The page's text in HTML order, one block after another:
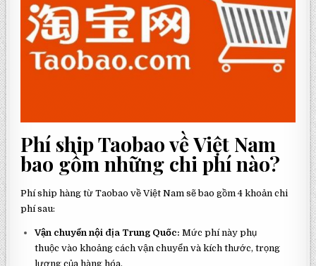
Phí ship Taobao về Việt Nam
bao gồm những chi phí nào?
Phí ship hàng từ Taobao về Việt Nam sẽ bao gồm 4 khoản chi
phí sau:
Vận chuyển nội địa Trung Quốc: Mức phí này phụ
thuộc vào khoảng cách vận chuyển và kích thước, trọng
lượng của hàng hóa.